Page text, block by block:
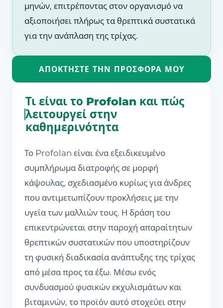
μηνών, επιτρέποντας στον οργανισμό να
αξιοποιήσει πλήρως τα θρεπτικά συστατικά
για την ανάπλαση της τρίχας.
ΑΠΟΚΤΉΣΤΕ ΤΗΝ ΠΡΟΣΦΟΡΆ ΜΟΥ
Τι είναι το Profolan και πώς
λειτουργεί στην
καθημερινότητα
Το Profolan είναι ένα εξειδικευμένο
συμπλήρωμα διατροφής σε μορφή
κάψουλας, σχεδιασμένο κυρίως για άνδρες
που αντιμετωπίζουν προκλήσεις με την
υγεία των μαλλιών τους. Η δράση του
επικεντρώνεται στην παροχή απαραίτητων
θρεπτικών συστατικών που υποστηρίζουν
τη φυσική διαδικασία ανάπτυξης της τρίχας
από μέσα προς τα έξω. Μέσω ενός
συνδυασμού φυσικών εκχυλισμάτων και
βιταμινών, το προϊόν αυτό στοχεύει στην